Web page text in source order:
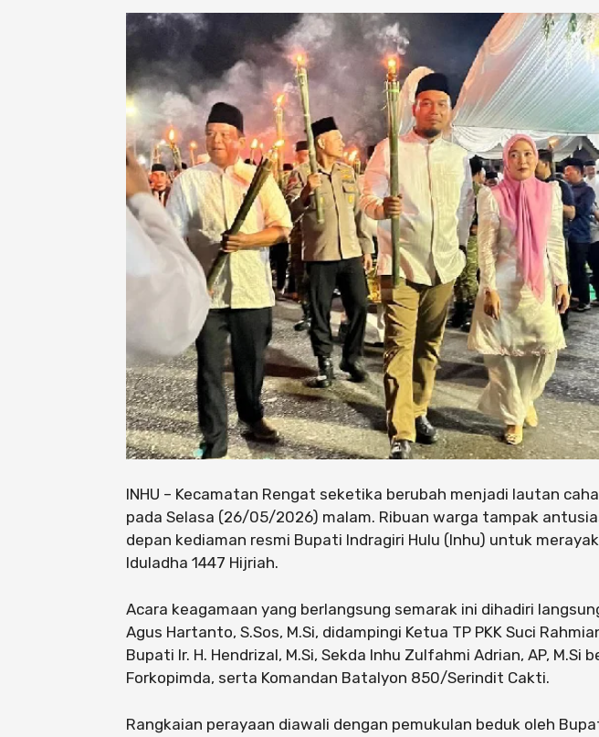
INHU – Kecamatan Rengat seketika berubah menjadi lautan
pada Selasa (26/05/2026) malam. Ribuan warga tampak
depan kediaman resmi Bupati Indragiri Hulu (Inhu) untuk
Iduladha 1447 Hijriah.
​Acara keagamaan yang berlangsung semarak ini dihadiri
Agus Hartanto, S.Sos, M.Si, didampingi Ketua TP PKK Suci
Bupati Ir. H. Hendrizal, M.Si, Sekda Inhu Zulfahmi Adrian, AP, M.Si
Forkopimda, serta Komandan Batalyon 850/Serindit Cakti.
​Rangkaian perayaan diawali dengan pemukulan beduk oleh